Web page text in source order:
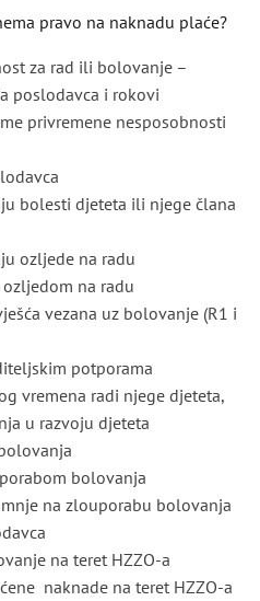
pravo na naknadu plaće?
za rad ili bolovanje –
poslodavca i rokovi
privremene nesposobnosti
bolesti djeteta ili njege člana
ozljede na radu
ozljedom na radu
vezana uz bolovanje (R1 i
potporama
vremena radi njege djeteta,
u razvoju djeteta
bolovanja
na zlouporabu bolovanja
na teret HZZO-a
naknade na teret HZZO-a